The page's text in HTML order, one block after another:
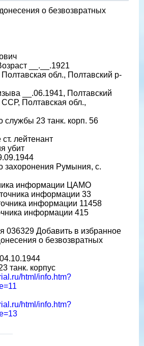
о безвозвратных
__.__.1921
обл., Полтавский р-
__.06.1941, Полтавский
Полтавская обл.,
службы 23 танк. корп. 56
лейтенант
убит
захоронения Румыния, с.
информации ЦАМО
информации 33
информации 11458
информации 415
036329 Добавить в избранное
о безвозвратных
танк. корпус
html/info.htm?
html/info.htm?